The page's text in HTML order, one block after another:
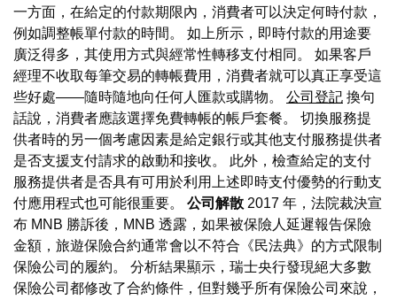
一方面，在給定的付款期限內，消費者可以決定何時付款，
例如調整帳單付款的時間。 如上所示，即時付款的用途要
廣泛得多，其使用方式與經常性轉移支付相同。 如果客戶
經理不收取每筆交易的轉帳費用，消費者就可以真正享受這
些好處——隨時隨地向任何人匯款或購物。 公司登記 換句
話說，消費者應該選擇免費轉帳的帳戶套餐。 切換服務提
供者時的另一個考慮因素是給定銀行或其他支付服務提供者
是否支援支付請求的啟動和接收。 此外，檢查給定的支付
服務提供者是否具有可用於利用上述即時支付優勢的行動支
付應用程式也可能很重要。 公司解散 2017 年，法院裁決宣
布 MNB 勝訴後，MNB 透露，如果被保險人延遲報告保險
金額，旅遊保險合約通常會以不符合《民法典》的方式限制
保險公司的履約。 分析結果顯示，瑞士央行發現絕大多數
保險公司都修改了合約條件，但對幾乎所有保險公司來說，